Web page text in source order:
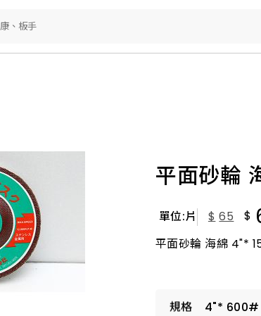
平面砂輪
單位:片 $ 65 $
平面砂輪 海綿 4"*
4"* 600#